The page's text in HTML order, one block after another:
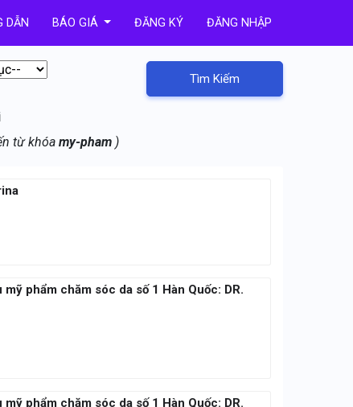
DẪN BÁO GIÁ ĐĂNG KÝ ĐĂNG NHẬP
Tìm Kiếm
từ khóa my-pham )
phẩm chăm sóc da số 1 Hàn Quốc: DR.
phẩm chăm sóc da số 1 Hàn Quốc: DR.